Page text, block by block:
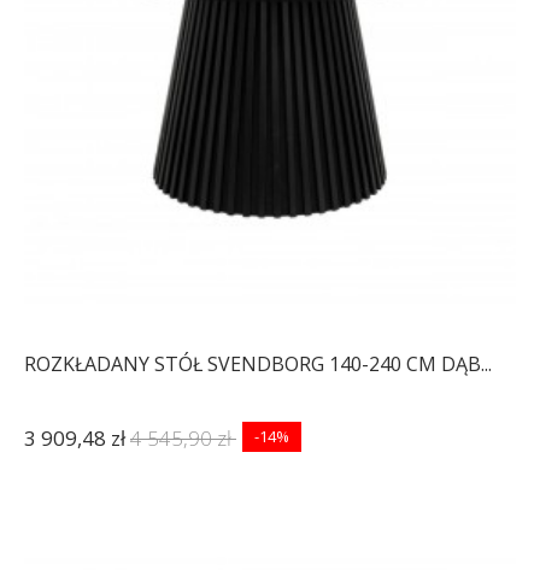
ROZKŁADANY STÓŁ SVENDBORG 140-240 CM DĄB...
3 909,48 zł4 545,90 zł -14%